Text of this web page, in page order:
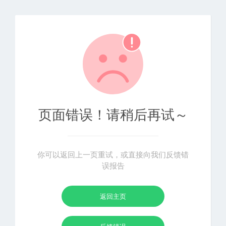
页面错误！请稍后再试～
你可以返回上一页重试，或直接向我们反馈错
误报告
返回主页